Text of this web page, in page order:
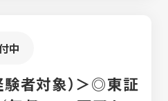
価値を返すことを大切にし
中
験者対象）＞◎東証